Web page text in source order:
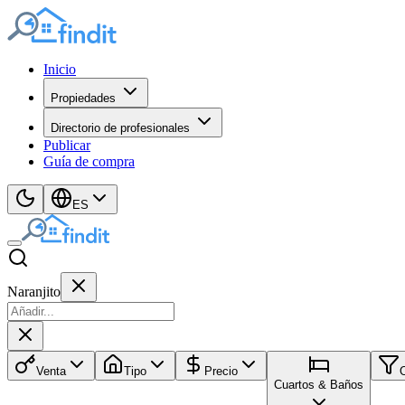
Inicio
Propiedades
Directorio de profesionales
Publicar
Guía de compra
ES
Naranjito
Venta Tipo
Precio
Cuartos & Baños